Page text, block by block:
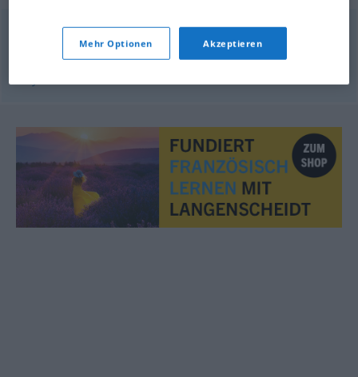
alcoolique
© myThes Dicollecte
Mehr Optionen Akzeptieren